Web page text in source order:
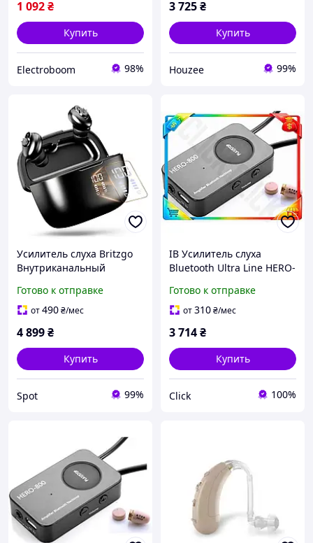
1 092₴
Купить
Electroboom 98%
3 725₴
Купить
Houzee 99%
Усилитель слуха Britzgo
Внутриканальный
аппарат с
шумоподавлением
кейсом
Готово к отправке
от490₴/мес
4 899₴
Купить
Spot 99%
ІВ Усилитель слуха
Bluetooth Ultra Line HERO-
наушник для
прослушивания музыки и
Готово к отправке
от310₴/мес
3 714₴
Купить
Click 100%